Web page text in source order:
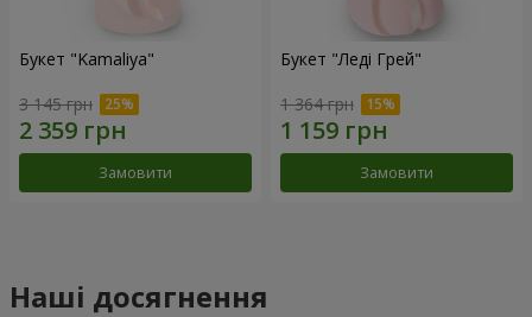
Букет "Kamaliya"
3 145 грн
Замовити
Букет "Леді Грей"
1 364 грн
Замовити
Наші досягнення